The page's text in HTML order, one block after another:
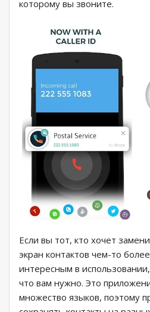
которому вы звоните.
Если вы тот, кто хочет
экран контактов чем-то
интересным в
что вам нужно. Это
множество языков, поэтому